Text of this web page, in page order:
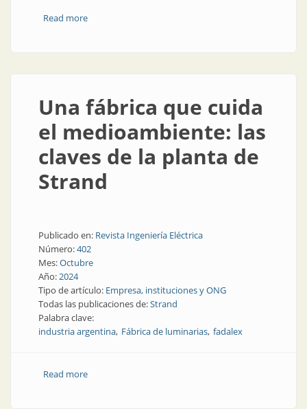
Read moreabout Iluminación eléctrica, ¿un peligro?
Una fábrica que cuida
el medioambiente: las
claves de la planta de
Strand
Publicado en: Revista Ingeniería Eléctrica
Número:402
Mes:Octubre
Año:2024
Tipo de artículo: Empresa, instituciones y ONG
Todas las publicaciones de:Strand
Palabra clave:
industria argentina Fábrica de luminarias fadalex
Read moreabout Una fábrica que cuida el medioambiente: las